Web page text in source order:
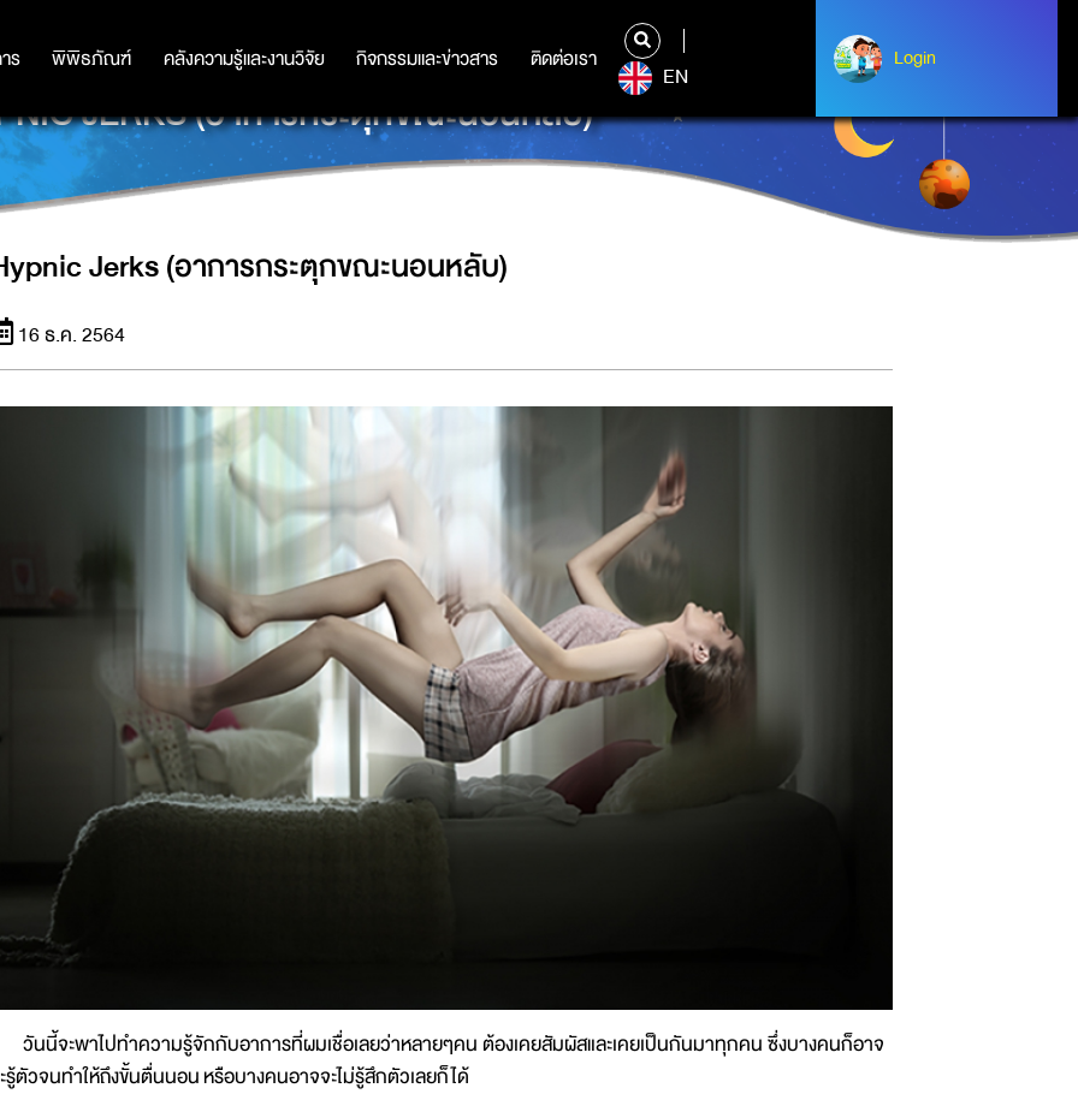
ร พิพิธภัณฑ์ คลังความรู้และงานวิจัย กิจกรรมและข่าวสาร ติดต่อเรา
ร พิพิธภัณฑ์ คลังความรู้และงานวิจัย กิจกรรมและข่าวสาร ติดต่อเรา
EN
Login
Login
JERKS (อาการกระตุกขณะนอนหลับ)
Jerks (อาการกระตุกขณะนอนหลับ)
16 ธ.ค. 2564
วันนี้จะพาไปทำความรู้จักกับอาการที่ผมเชื่อเลยว่าหลายๆคน ต้องเคยสัมผัสและเคยเป็นกันมาทุกคน ซึ่งบางคนก็อาจ
รู้ตัวจนทำให้ถึงขั้นตื่นนอน หรือบางคนอาจจะไม่รู้สึกตัวเลยก็ได้